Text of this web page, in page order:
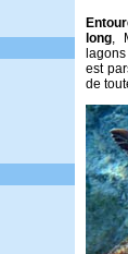
long,
est
de